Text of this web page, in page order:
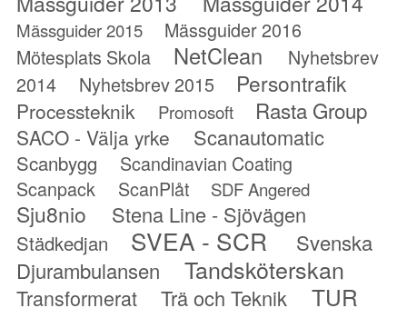
Mässguider 2015
Mässguider 2016
Mötesplats Skola
NetClean
Nyhetsbrev
2014
Nyhetsbrev 2015 Persontrafik
Processteknik Promosoft Rasta Group
SACO - Välja yrke Scanautomatic
Scanbygg
Scandinavian Coating
Scanpack
ScanPlåt SDF Angered
Sju8nio Stena Line - Sjövägen
Städkedjan SVEA - SCR
Svenska
Djurambulansen
Tandsköterskan
Transformerat Trä och Teknik TUR